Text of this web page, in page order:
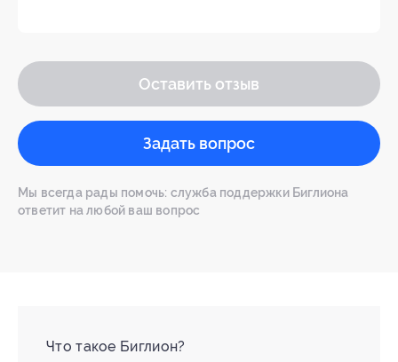
Оставить отзыв
Задать вопрос
Мы всегда рады помочь: служба поддержки Биглиона
ответит на любой ваш вопрос
Что такое Биглион?